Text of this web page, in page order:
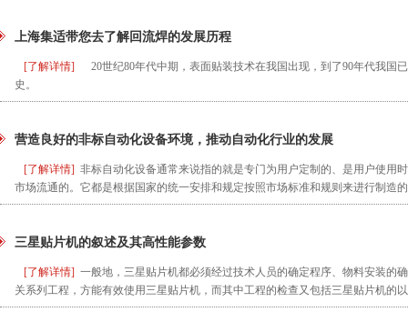
上海集适带您去了解回流焊的发展历程
[了解详情] 20世纪80年代中期，表面贴装技术在我国出现，到了90年代我国
史。
营造良好的非标自动化设备环境，推动自动化行业的发展
[了解详情] 非标自动化设备通常来说指的就是专门为用户定制的、是用户使用
市场流通的。它都是根据国家的统一安排和规定按照市场标准和规则来进行制造
三星贴片机的叙述及其高性能参数
[了解详情] 一般地，三星贴片机都必须经过技术人员的确定程序、物料安装的
关系列工程，方能有效使用三星贴片机，而其中工程的检查又包括三星贴片机的